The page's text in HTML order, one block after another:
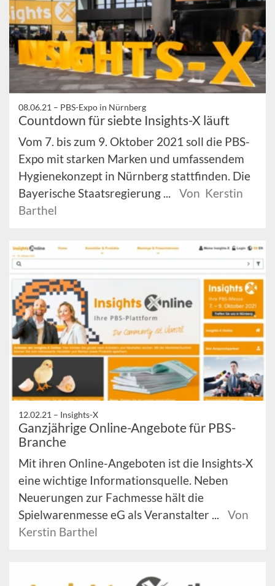
08.06.21 – PBS-Expo in Nürnberg
Countdown für siebte Insights-X läuft
Vom 7. bis zum 9. Oktober 2021 soll die PBS-
Expo mit starken Marken und umfassendem
Hygienekonzept in Nürnberg stattfinden. Die
Bayerische Staatsregierung ...
Von Kerstin
Barthel
12.02.21 – Insights-X
Ganzjährige Online-Angebote für PBS-
Branche
Mit ihren Online-Angeboten ist die Insights-X
eine wichtige Informationsquelle. Neben
Neuerungen zur Fachmesse hält die
Spielwarenmesse eG als Veranstalter ...
Von
Kerstin Barthel